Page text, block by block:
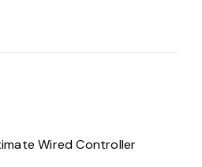
Wired Controller